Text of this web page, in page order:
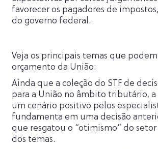
favorecer os pagadores de
do governo federal.
Veja os principais temas que
orçamento da União:
Ainda que a coleção do STF de
para a União no âmbito tributário,
um cenário positivo pelos
fundamenta em uma decisão
que resgatou o “otimismo” do setor
dos temas.